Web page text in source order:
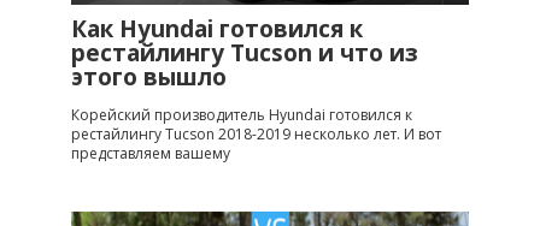
Как Hyundai готовился к
рестайлингу Tucson и что из
этого вышло
Корейский производитель Hyundai готовился к
рестайлингу Tucson 2018-2019 несколько лет. И вот
представляем вашему